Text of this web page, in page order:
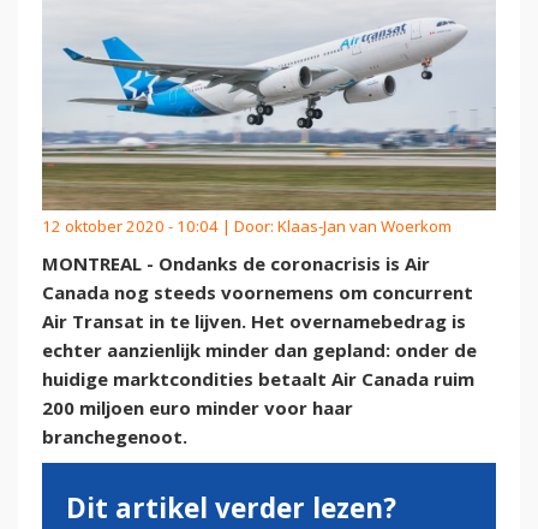
12 oktober 2020 - 10:04 | Door: Klaas-Jan van Woerkom
MONTREAL - Ondanks de coronacrisis is Air
Canada nog steeds voornemens om concurrent
Air Transat in te lijven. Het overnamebedrag is
echter aanzienlijk minder dan gepland: onder de
huidige marktcondities betaalt Air Canada ruim
200 miljoen euro minder voor haar
branchegenoot.
Dit artikel verder lezen?